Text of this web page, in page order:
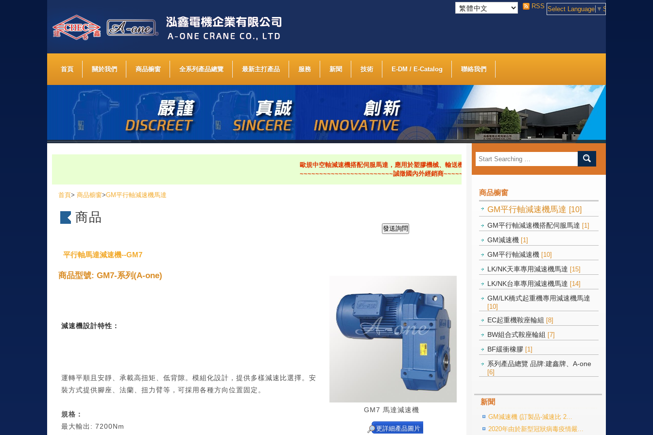
Select Language ▼ Select Language
RSS
首頁 關於我們 商品櫥窗 全系列產品總覽 最新主打產品 服務 新聞 技術 E-DM / E-Catalog 聯絡我們
商品櫥窗
GM平行軸減速機馬達 [10]
GM平行軸減速機搭配伺服馬達 [1]
GM減速機 [1]
GM平行軸減速機 [10]
LK/NK天車專用減速機馬達 [15]
LK/NK台車專用減速機馬達 [14]
GM/LK橋式起重機專用減速機馬達
[10]
EC起重機鞍座輪組 [8]
BW組合式鞍座輪組 [7]
BF緩衝橡膠 [1]
系列產品總覽 品牌:建鑫牌、A-one
[6]
新聞
GM減速機 (訂製品-減速比 2...
2020年由於新型冠狀病毒疫情嚴...
歐規中空軸減速機搭配伺服馬達，應用於塑膠機械、輸送機械、紡織壓花機等產業機械，歡迎來電洽詢
~~~~~~~~~~~~~~~~~~~~~~~~誠徵國內外經銷商~~~~~~~~~~~~~~~~~~~~~~~~~~~
首頁> 商品櫥窗>GM平行軸減速機馬達
商品
平行軸馬達減速機--GM7
GM7 馬達減速機
更詳細產品圖片
商品型號: GM7-系列(A-one)
減速機設計特性：
運轉平順且安靜、承載高扭矩、低背隙。模組化設計，提供多樣減速比選擇。安
裝方式提供腳座、法蘭、扭力臂等，可採用各種方向位置固定。
規格：
最大輸出: 7200Nm